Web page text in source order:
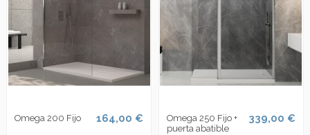
Omega 200 Fijo 164,00 €
Omega 250 Fijo +
puerta abatible
339,00 €